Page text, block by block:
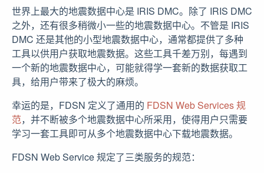
世界上最大的地震数据中心是 IRIS DMC。除了 IRIS DMC
之外，还有很多稍微小一些的地震数据中心。不管是 IRIS
DMC 还是其他的小型地震数据中心，通常都提供了多种
工具以供用户获取地震数据。这些工具千差万别，每遇到
一个新的地震数据中心，可能就得学一套新的数据获取工
具，给用户带来了极大的麻烦。
幸运的是，FDSN 定义了通用的 FDSN Web Services 规
范，并不断被多个地震数据中心所采用，使得用户只需要
学习一套工具即可从多个地震数据中心下载地震数据。
FDSN Web Service 规定了三类服务的规范：